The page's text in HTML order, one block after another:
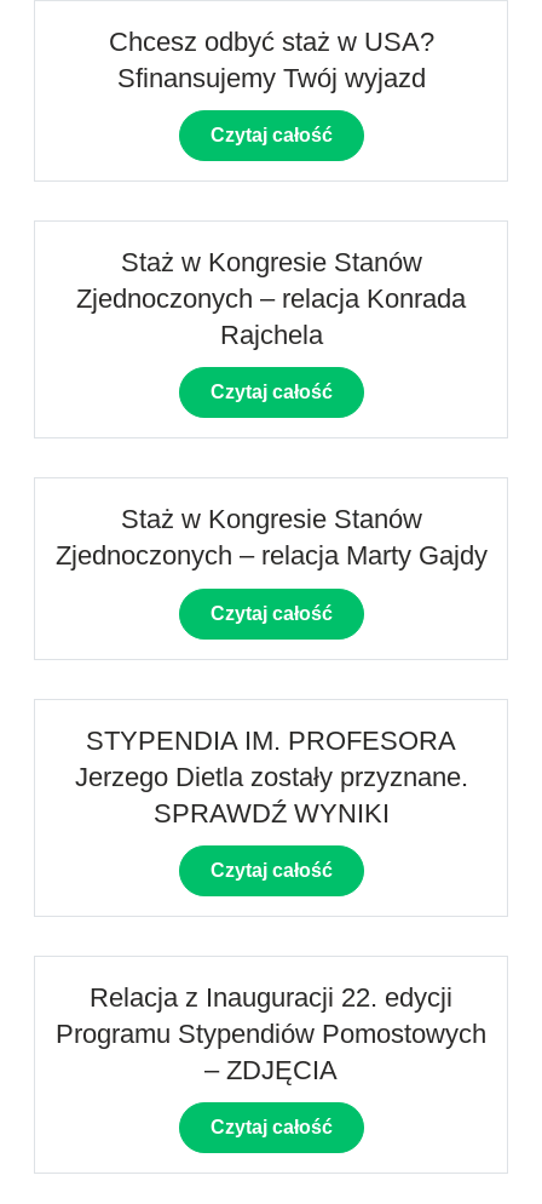
Chcesz odbyć staż w USA?
Sfinansujemy Twój wyjazd
Czytaj całość
Staż w Kongresie Stanów
Zjednoczonych – relacja Konrada
Rajchela
Czytaj całość
Staż w Kongresie Stanów
Zjednoczonych – relacja Marty Gajdy
Czytaj całość
STYPENDIA IM. PROFESORA
Jerzego Dietla zostały przyznane.
SPRAWDŹ WYNIKI
Czytaj całość
Relacja z Inauguracji 22. edycji
Programu Stypendiów Pomostowych
– ZDJĘCIA
Czytaj całość